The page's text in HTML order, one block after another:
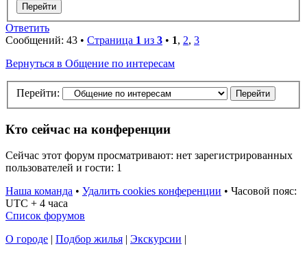
Ответить
Сообщений: 43 • Страница 1 из 3 • 1, 2, 3
Вернуться в Общение по интересам
Перейти:
Кто сейчас на конференции
Сейчас этот форум просматривают: нет зарегистрированных
пользователей и гости: 1
Наша команда • Удалить cookies конференции • Часовой пояс:
UTC + 4 часа
Список форумов
О городе | Подбор жилья | Экскурсии |